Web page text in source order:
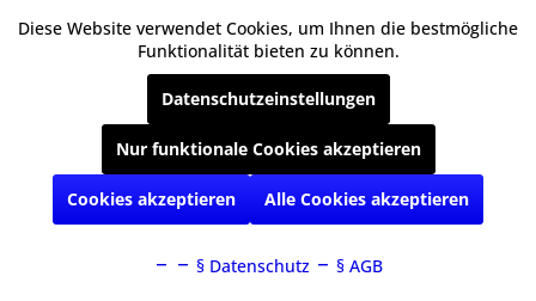
§ Impressum Cookie-Einstellungen
Kontakt
Versand und Zahlungsbedingungen
§ Datenschutz
Diese Website verwendet Cookies, um Ihnen die bestmögliche
Funktionalität bieten zu können.
Datenschutzeinstellungen
Nur funktionale Cookies akzeptieren
Cookies akzeptieren Alle Cookies akzeptieren
§ Datenschutz § AGB